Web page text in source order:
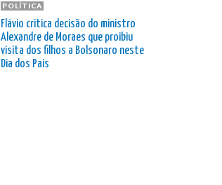
POLÍTICA
Flávio critica decisão do ministro
Alexandre de Moraes que proibiu
visita dos filhos a Bolsonaro neste
Dia dos Pais